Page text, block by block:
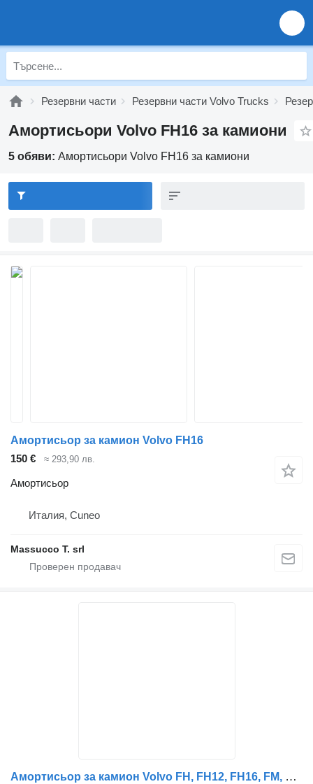
Резервни части Резервни части Volvo Trucks
Амортисьори Volvo FH16 за камиони
5 обяви: Амортисьори Volvo FH16 за камиони
Амортисьор за камион Volvo FH16
150 €
≈ 293,90 лв.
Амортисьор
Италия, Cuneo
Massucco T. srl
Амортисьор за камион Volvo FH, FH12, FH16, FM, FM9